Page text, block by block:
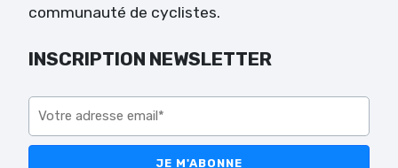
communauté de cyclistes.
INSCRIPTION NEWSLETTER